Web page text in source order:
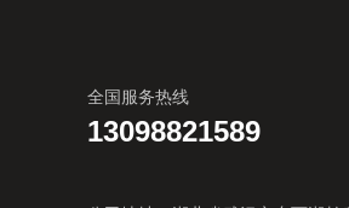
全国服务热线
13098821589